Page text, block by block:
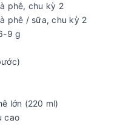
phê, chu kỳ 2
phê / sữa, chu kỳ 2
9 g
lớn (220 ml)
cao